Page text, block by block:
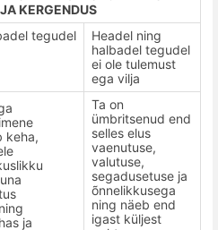
KERGENDUS
tegudel
Headel ning
halbadel tegudel
ei ole tulemust
ega vilja
keha,
ja
Ta on
ümbritsenud end
selles elus
vaenutuse,
valutuse,
segadusetuse ja
õnnelikkusega
ning näeb end
igast küljest